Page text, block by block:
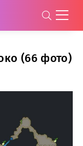
(66 фото)